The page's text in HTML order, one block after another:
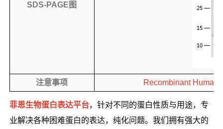
SDS-PAGE图
注意事项 Recombinant Human
菲恩生物蛋白表达平台，针对不同的蛋白性质与用途，专
业解决各种困难蛋白的表达，纯化问题。我们拥有强大的